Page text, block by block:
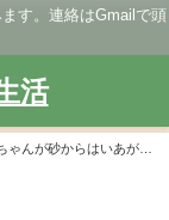
す。連絡はGmailで頭
活
ゃんが砂からはいあがっ